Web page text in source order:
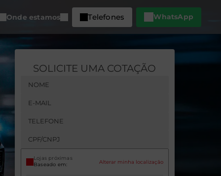
Onde estamos Telefones WhatsApp
SOLICITE UMA COTAÇÃO
Lojas próximas
Baseado em: Alterar minha localização